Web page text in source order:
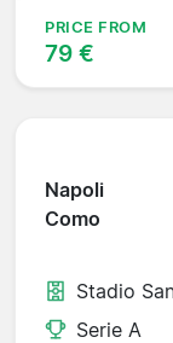
PRICE FROM
79 €
Napoli
Como
Stadio
Serie A